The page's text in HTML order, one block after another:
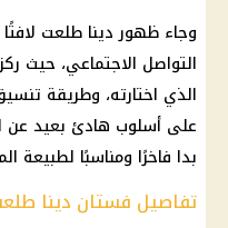
وجاء ظهور دينا طلعت
التواصل الاجتماعي، حيث
الذي اختارته، وطريقة
على أسلوب هادئ بعيد عن
بدا فاخرًا ومناسبًا لطبيعة
تفاصيل فستان دينا